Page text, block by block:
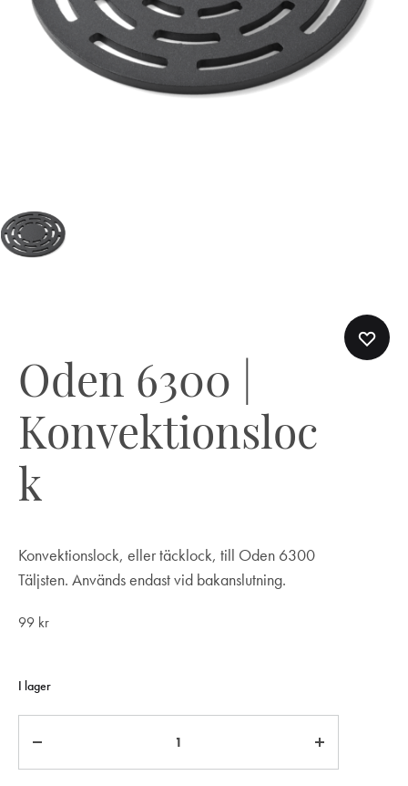
Oden 6300 |
Konvektionsloc
k
Konvektionslock, eller täcklock, till Oden 6300
Täljsten. Används endast vid bakanslutning.
99 kr
I lager